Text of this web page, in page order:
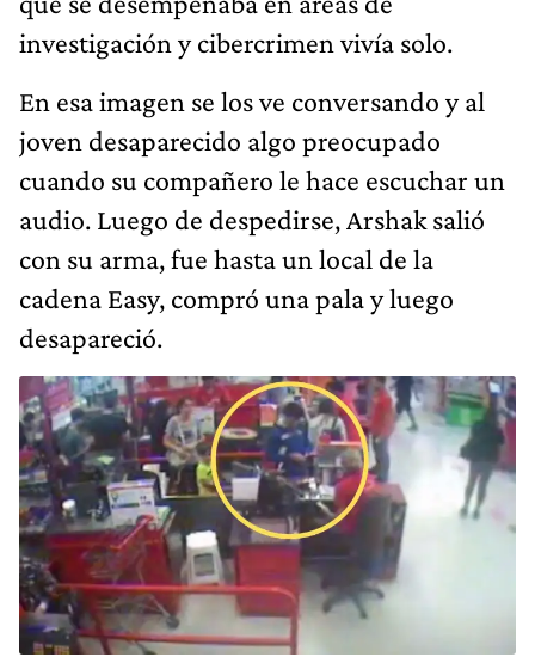
investigación y cibercrimen vivía solo.
En esa imagen se los ve conversando y al
joven desaparecido algo preocupado
cuando su compañero le hace escuchar un
audio. Luego de despedirse, Arshak salió
con su arma, fue hasta un local de la
cadena Easy, compró una pala y luego
desapareció.